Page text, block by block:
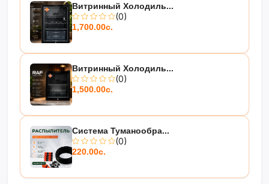
Витринный Холодиль...
(0)
1,700.00с.
Витринный Холодиль...
(0)
1,500.00с.
Система Туманообра...
(0)
220.00с.